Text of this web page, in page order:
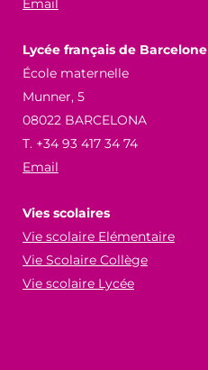
Email
Lycée français de Barcelone
École maternelle
Munner, 5
08022 BARCELONA
T. +34 93 417 34 74
Email
Vies scolaires
Vie scolaire Elémentaire
Vie Scolaire Collège
Vie scolaire Lycée